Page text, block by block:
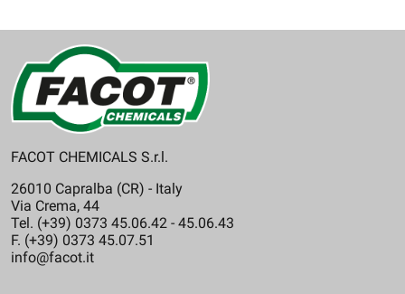
FACOT CHEMICALS S.r.l.
26010 Capralba (CR) - Italy
Via Crema, 44
Tel. (+39) 0373 45.06.42 - 45.06.43
F. (+39) 0373 45.07.51
info@facot.it